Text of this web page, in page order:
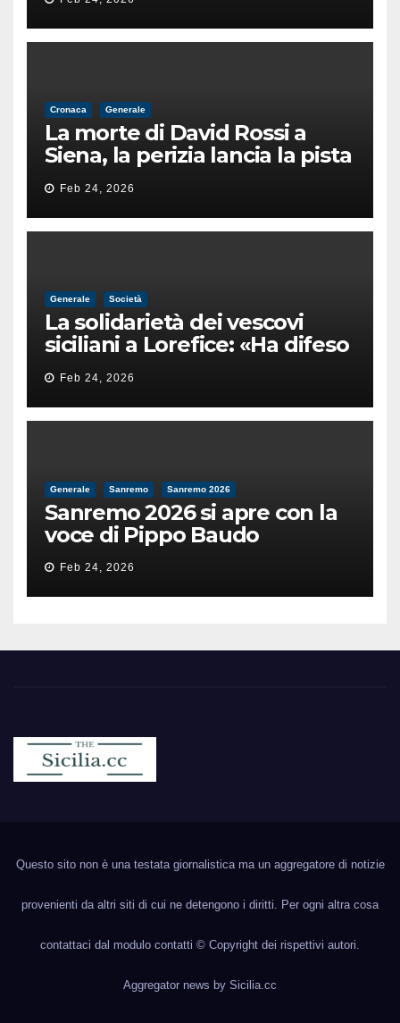
male
Cronaca Generale
La morte di David Rossi a
Siena, la perizia lancia la pista
di un’intimidazione finita
male
Feb 24, 2026
Generale Società
La solidarietà dei vescovi
siciliani a Lorefice: «Ha difeso
il valore e la dignità
dell’umanità»
Feb 24, 2026
Generale Sanremo Sanremo 2026
Sanremo 2026 si apre con la
voce di Pippo Baudo
Feb 24, 2026
Questo sito non è una testata giornalistica ma un aggregatore di notizie
provenienti da altri siti di cui ne detengono i diritti. Per ogni altra cosa
contattaci dal modulo contatti © Copyright dei rispettivi autori.
Aggregator news by Sicilia.cc